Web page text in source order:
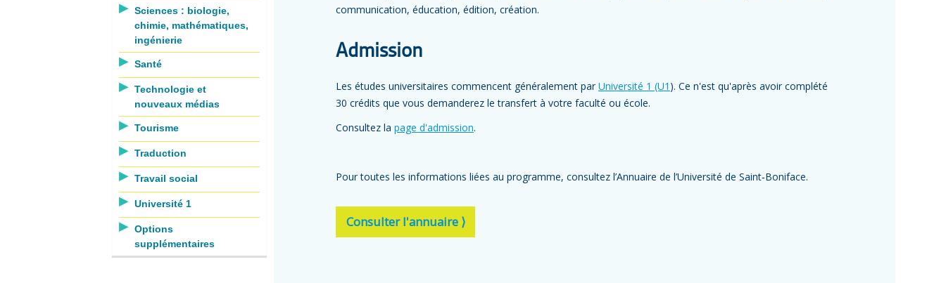
communication, éducation, édition, création.
Admission
Les études universitaires commencent généralement par Université 1 (U1 ). Ce n'est qu'après avoir complété
30 crédits que vous demanderez le transfert à votre faculté ou école.
Consultez la page d'admission.
Pour toutes les informations liées au programme, consultez l’Annuaire de l’Université de Saint‑Boniface.
Consulter l'annuaire ⟩
Sciences : biologie,
chimie, mathématiques,
ingénierie
Santé
Technologie et
nouveaux médias
Tourisme
Traduction
Travail social
Université 1
Options
supplémentaires